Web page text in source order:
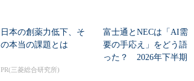
日本の創薬力低下、そ
の本当の課題とは
PR(三菱総合研究所)
富士通とNECは「AI需
要の手応え」をどう語
った？ 2026年下半期